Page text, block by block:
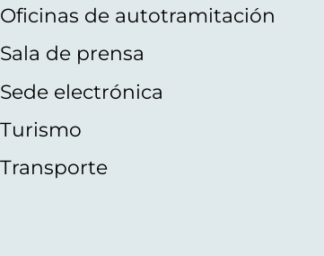
Oficinas de autotramitación
Sala de prensa
Sede electrónica
Turismo
Transporte